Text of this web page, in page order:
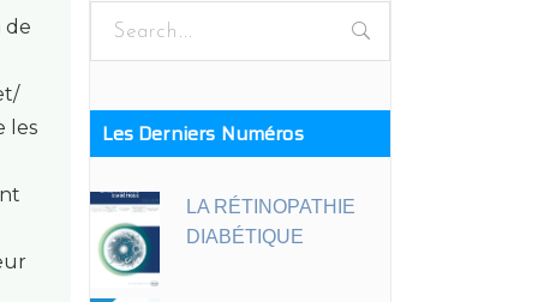
de
les
Search
Les Derniers Numéros
LA RÉTINOPATHIE
DIABÉTIQUE